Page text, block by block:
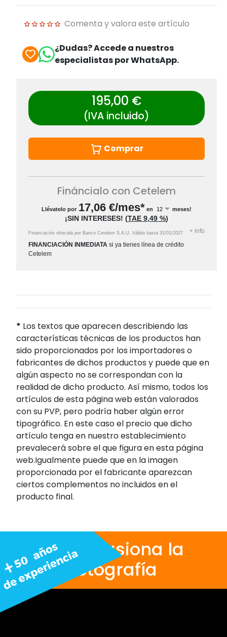
Comenta y valora este artículo
¿Dudas? Accede a nuestros
especialistas por WhatsApp.
195,00 €
(IVA incluido)
Comprar
Fináncialo con Cetelem
Llévatelo por 17,06 €/mes* en meses!
¡SIN INTERESES! (TAE 9,49 %)
Financiación ofrecida por Banco Cetelem S.A.U. Válido hasta 31/01/2027 + info
FINANCIACIÓN INMEDIATA si ya tienes línea de crédito
Cetelem
* Los textos que aparecen describiendo las
características técnicas de los productos han
sido proporcionados por los importadores o
fabricantes de dichos productos y puede que en
algún aspecto no se correspondan con la
realidad de dicho producto. Así mismo, todos los
artículos de esta página web están valorados
con su PVP, pero podría haber algún error
tipográfico. En este caso el precio que dicho
artículo tenga en nuestro establecimiento
prevalecerá sobre el que figura en esta página
web.Igualmente puede que en la imagen
proporcionada por el fabricante aparezcan
ciertos complementos no incluidos en el
producto final.
Nos apasiona la
fotografía